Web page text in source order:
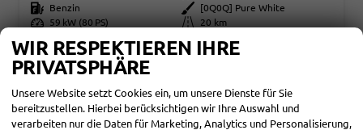
Kraftstoff
Benzin Außenfarbe
[0Q0Q] Pure White
Leistung
59 kW (80 PS) Kilometerstand 20 km
18.480,– €
incl. 19% MwSt.
DETAILS
CO 2-Klasse:D
CO2-Emissionen:121,00 g/km
WIR RESPEKTIEREN IHRE
PRIVATSPHÄRE
Unsere Website setzt Cookies ein, um unsere Dienste für Sie
bereitzustellen. Hierbei berücksichtigen wir Ihre Auswahl und
verarbeiten nur die Daten für Marketing, Analytics und Personalisierung,